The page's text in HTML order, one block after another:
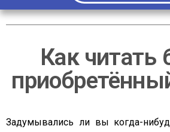
Как читать
Задумывались ли вы когда-